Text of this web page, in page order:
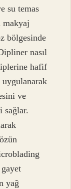
su temas
makyaj
bölgesinde
nasıl
hafif
ve
sağlar.
yağ